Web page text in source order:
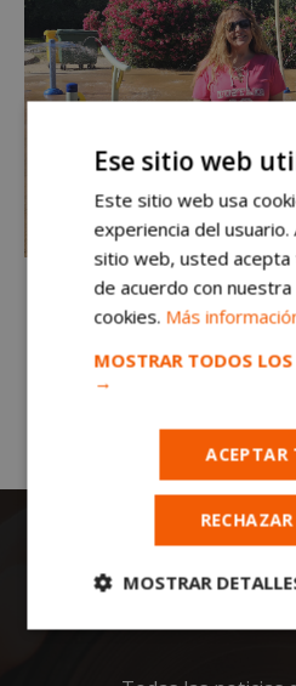
Ese sitio web
Este sitio web usa
experiencia del
sitio web, usted acepta
de acuerdo con
cookies. Más
MOSTRAR TODOS
→
ACEPTAR
MOSTRAR
Cookies